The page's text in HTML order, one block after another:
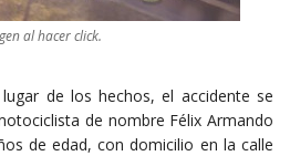
al hacer click.
de los hechos, el accidente se
de nombre Félix Armando
de edad, con domicilio en la calle